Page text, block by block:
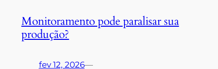
Monitoramento pode paralisar sua
produção?
fev 12, 2026—